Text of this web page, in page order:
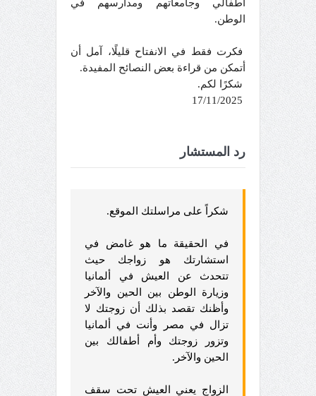
أطفالي وجامعاتهم ومدارسهم في
الوطن.
فكرت فقط في الانفتاح قليلًا، آمل أن
أتمكن من قراءة بعض النصائح المفيدة.
شكرًا لكم.
رد المستشار
شكراً على مراسلتك الموقع.
في الحقيقة ما هو غامض في
استشارتك هو زواجك حيث
تتحدث عن العيش في ألمانيا
وزيارة الوطن بين الحين والآخر
وأظنك تقصد بذلك أن زوجتك لا
تزال في مصر وأنت في ألمانيا
وتزور زوجتك وأم أطفالك بين
الحين والآخر.
الزواج يعني العيش تحت سقف